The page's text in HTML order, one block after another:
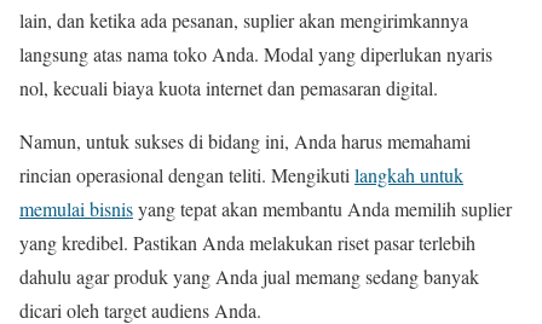
lain, dan ketika ada pesanan, suplier akan mengirimkannya
langsung atas nama toko Anda. Modal yang diperlukan nyaris
nol, kecuali biaya kuota internet dan pemasaran digital.
Namun, untuk sukses di bidang ini, Anda harus memahami
rincian operasional dengan teliti. Mengikuti langkah untuk
memulai bisnisyang tepat akan membantu Anda memilih suplier
yang kredibel. Pastikan Anda melakukan riset pasar terlebih
dahulu agar produk yang Anda jual memang sedang banyak
dicari oleh target audiens Anda.